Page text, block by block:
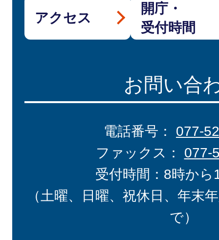
アクセス
開庁・
受付時間
お問い合
電話番号： 077-
ファックス： 077-
受付時間：8時から
（土曜、日曜、祝休日、年末
で）